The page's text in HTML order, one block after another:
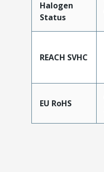
Halogen
Status
REACH SVHC
EU RoHS